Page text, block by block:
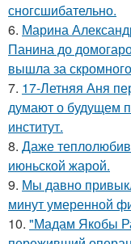
сногсшибательно.
6. Марина
Панина до
вышла за
7. 17-Летняя Аня
думают о будущем
институт.
8. Даже
июньской жарой.
9. Мы давно
минут умеренной
10. "Мадам Якобы